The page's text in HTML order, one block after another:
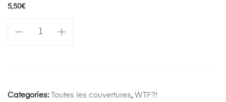
5,50€
Categories: Toutes les couvertures, WTF?!